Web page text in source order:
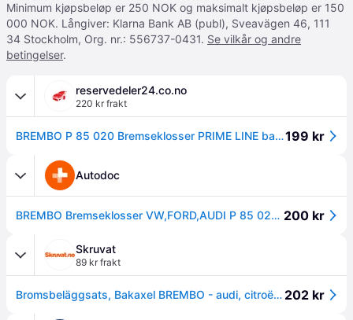
Minimum kjøpsbeløp er 250 NOK og maksimalt kjøpsbeløp er 150
000 NOK. Långiver: Klarna Bank AB (publ), Sveavägen 46, 111
34 Stockholm, Org. nr.: 556737-0431. Se vilkår og andre
betingelser.
reservedeler24.co.no
220 kr frakt
BREMBO P 85 020 Bremseklosser PRIME LINE bakaksel, ekskl. slitasjevarselkontakt, med antihyle blikk, med tilbehør199 kr
Autodoc
BREMBO Bremseklosser VW,FORD,AUDI P 85 020 7234D340,97BBF62901CB1BT4,4D0698451C Bremsebelegg sett, skivebremse 1647873680,1608520380,5C0698451B 200 kr
Skruvat
89 kr frakt
Bromsbeläggsats, Bakaxel BREMBO - audi, citroën, ds, fiat, ford, lancia, mg, peugeot, seat, skoda, vw - OE 1001096, 10030811, 1027640 202 kr